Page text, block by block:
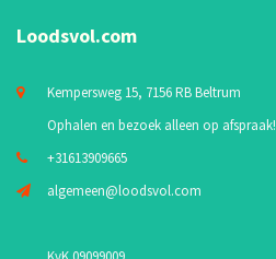
Loodsvol.com
Kempersweg 15, 7156 RB Beltrum
Ophalen en bezoek alleen op afspraak!
+31613909665
algemeen@loodsvol.com